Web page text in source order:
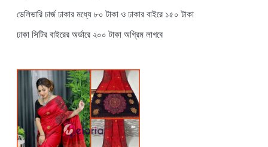
ডেলিভারি চার্জ ঢাকার মধ্যে ৮০ টাকা ও ঢাকার বাইরে ১৫০ টাকা
ঢাকা সিটির বাইরের অর্ডারে ২০০ টাকা অগ্রিম লাগবে